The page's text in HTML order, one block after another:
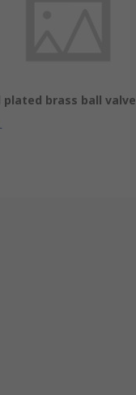
plated brass ball valve